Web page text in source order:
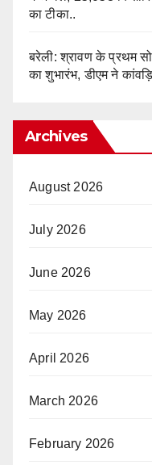
का टीका..
बरेली: श्रावण के प्रथम
का शुभारंभ, डीएम ने
Archives
August 2026
July 2026
June 2026
May 2026
April 2026
March 2026
February 2026